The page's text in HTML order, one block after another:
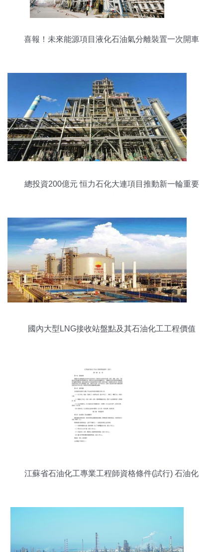
喜報！未來能源項目液化石油氣分離裝置一次開車
總投資200億元 恒力石化大連項目推動新一輪重要
國內大型LNG接收站盤點及其石油化工工程價值
江蘇省石油化工專業工程師資格條件(試行) 石油化